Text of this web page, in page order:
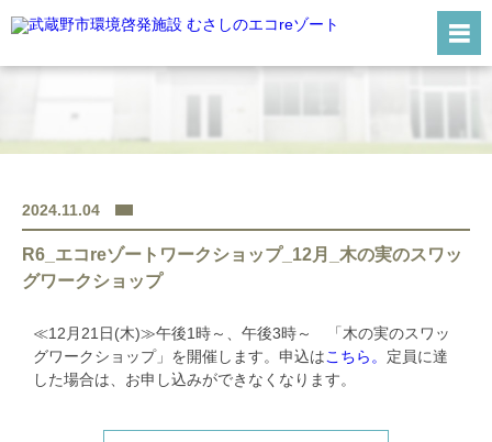
開館カレンダー
Q&A
お問合わせ
2024.11.04
R6_エコreゾートワークショップ_12月_木の実のスワッ
グワークショップ
≪12月21日(木)≫午後1時～、午後3時～ 「木の実のスワッ
グワークショップ」を開催します。申込はこちら。 定員に達
した場合は、お申し込みができなくなります。